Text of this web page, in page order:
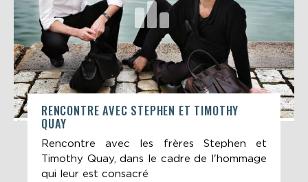
RENCONTRE AVEC STEPHEN ET TIMOTHY
QUAY
Rencontre avec les frères Stephen et
Timothy Quay, dans le cadre de l'hommage
qui leur est consacré